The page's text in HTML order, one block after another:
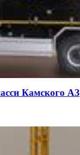
Камского АЗ